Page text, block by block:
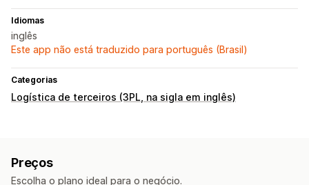
Idiomas
inglês
Este app não está traduzido para português (Brasil)
Categorias
Logística de terceiros (3PL, na sigla em inglês)
Preços
Escolha o plano ideal para o negócio.